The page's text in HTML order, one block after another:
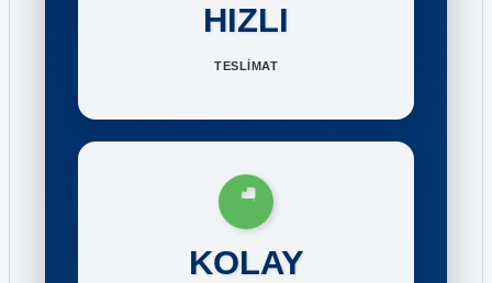
HIZLI
TESLİMAT
KOLAY